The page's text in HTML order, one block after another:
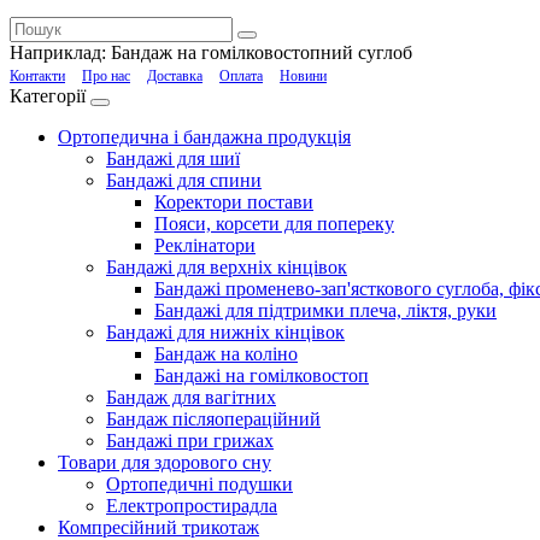
Наприклад: Бандаж на гомілковостопний суглоб
Контакти Про нас Доставка Оплата Новини
Категорії
Ортопедична і бандажна продукція
Бандажі для шиї
Бандажі для спини
Коректори постави
Пояси, корсети для попереку
Реклінатори
Бандажі для верхніх кінцівок
Бандажі променево-зап'ясткового суглоба,
Бандажі для підтримки плеча, ліктя, руки
Бандажі для нижніх кінцівок
Бандаж на коліно
Бандажі на гомілковостоп
Бандаж для вагітних
Бандаж післяопераційний
Бандажі при грижах
Товари для здорового сну
Ортопедичні подушки
Електропростирадла
Компресійний трикотаж